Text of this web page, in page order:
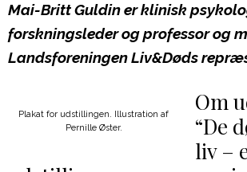
Mai-Britt Guldin er klinisk
forskningsleder og professor og
Landsforeningen Liv&Døds
Plakat for udstillingen. Illustration af
Pernille Øster.
Om
“De
liv –